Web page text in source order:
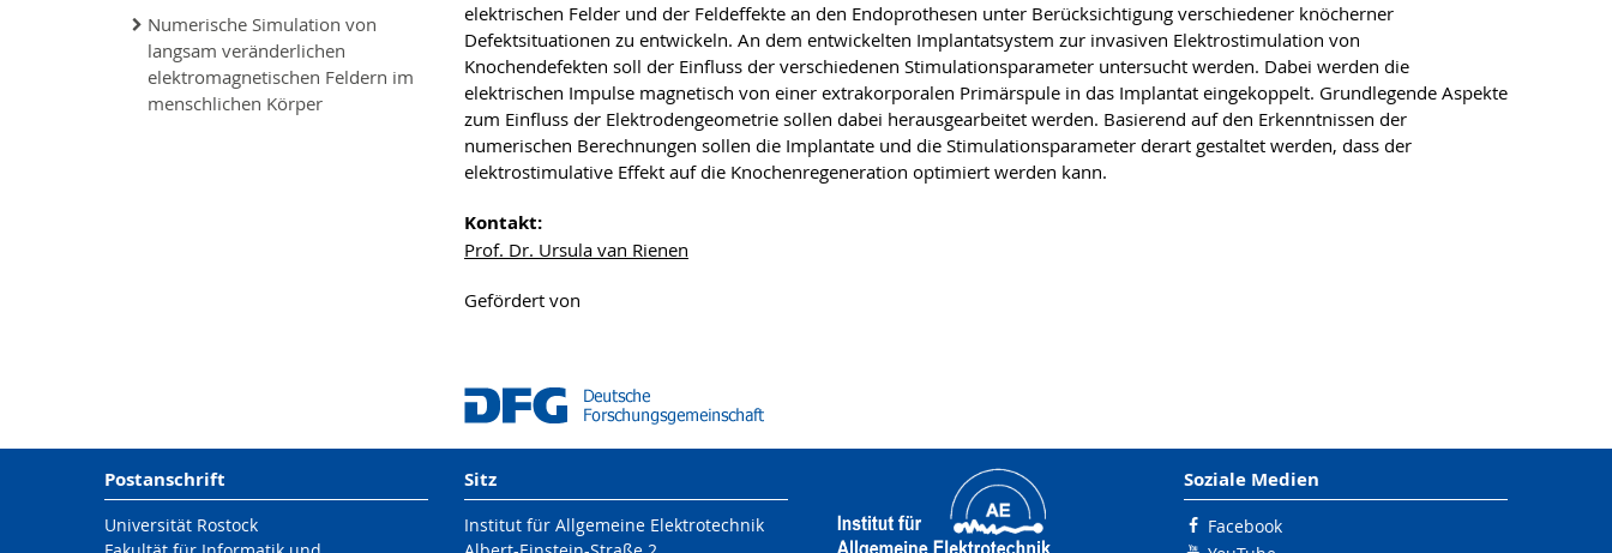
Numerische Simulation von
langsam veränderlichen
elektromagnetischen Feldern im
menschlichen Körper
elektrischen Felder und der Feldeffekte an den Endoprothesen unter Berücksichtigung verschiedener knöcherner
Defektsituationen zu entwickeln. An dem entwickelten Implantatsystem zur invasiven Elektrostimulation von
Knochendefekten soll der Einfluss der verschiedenen Stimulationsparameter untersucht werden. Dabei werden die
elektrischen Impulse magnetisch von einer extrakorporalen Primärspule in das Implantat eingekoppelt. Grundlegende Aspekte
zum Einfluss der Elektrodengeometrie sollen dabei herausgearbeitet werden. Basierend auf den Erkenntnissen der
numerischen Berechnungen sollen die Implantate und die Stimulationsparameter derart gestaltet werden, dass der
elektrostimulative Effekt auf die Knochenregeneration optimiert werden kann.
Kontakt:
Prof. Dr. Ursula van Rienen
Gefördert von
Postanschrift
Universität Rostock
Sitz
Institut für Allgemeine Elektrotechnik
Soziale Medien
Facebook